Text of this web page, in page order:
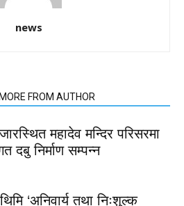
news
MORE FROM AUTHOR
महादेव मन्दिर परिसरमा
दबु निर्माण सम्पन्न
‘अनिवार्य तथा निःशुल्क